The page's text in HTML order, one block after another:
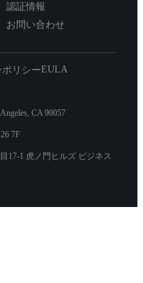
認証情報
お問い合わせ
リシーEULA
CA 90057
7F
17-1 虎ノ門ヒルズ ビジネス